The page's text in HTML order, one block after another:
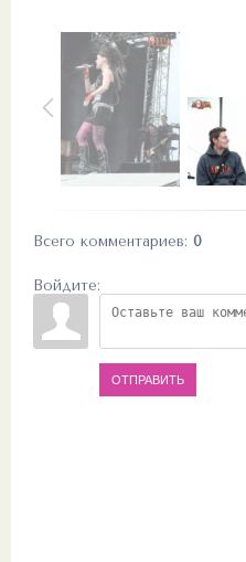
Всего комментариев: 0
Войдите:
ОТПРАВИТЬ